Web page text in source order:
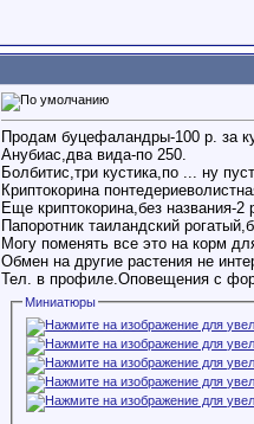
Продам буцефаландры-100 р. за
Анубиас,два вида-по 250.
Болбитис,три кустика,по ... ну
Криптокорина
Еще криптокорина,без названия-2
Папоротник таиландский
Могу поменять все это на корм
Обмен на другие растения не
Тел. в профиле.Оповещения с
Миниатюры